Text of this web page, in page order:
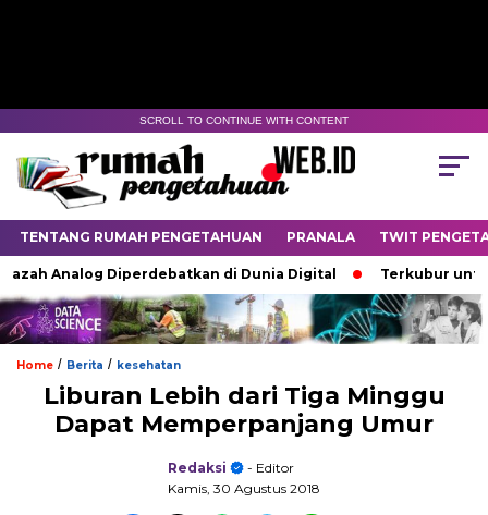
SCROLL TO CONTINUE WITH CONTENT
TENTANG RUMAH PENGETAHUAN PRANALA TWIT
Analog Diperdebatkan di Dunia Digital Terkubur untuk
Home / Berita / kesehatan
Liburan Lebih dari Tiga Minggu
Dapat Memperpanjang Umur
Redaksi
- Editor
Kamis, 30 Agustus 2018